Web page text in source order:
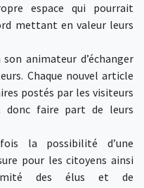
espace qui pourrait
mettant en valeur leurs
animateur d’échanger
Chaque nouvel article
postés par les visiteurs
donc faire part de leurs
la possibilité d’une
pour les citoyens ainsi
des élus et de